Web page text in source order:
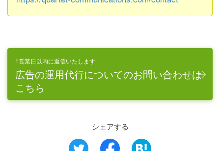
1営業日以内に返信いたします
広告の運用代行についてのお問い合わせは
こちら
シェアする